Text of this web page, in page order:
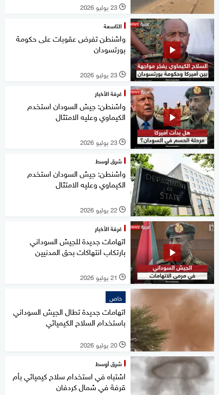
l 23 يوليو 2026
التاسعة
واشنطن تفرض عقوبات على حكومة
بورتسودان
l 23 يوليو 2026
غرفة الأخبار
واشنطن: جيش السودان استخدم
الكيماوي وعليه الامتثال
l 23 يوليو 2026
شرق أوسط
واشنطن: جيش السودان استخدم
الكيماوي وعليه الامتثال
l 22 يوليو 2026
غرفة الأخبار
اتهامات جديدة للجيش السوداني
بارتكاب انتهاكات بحق المدنيين
l 21 يوليو 2026
خاص
اتهامات جديدة تطال الجيش السوداني
باستخدام السلاح الكيميائي
l 20 يوليو 2026
شرق أوسط
اشتباه في استخدام سلاح كيميائي بأم
قرفة في شمال كردفان